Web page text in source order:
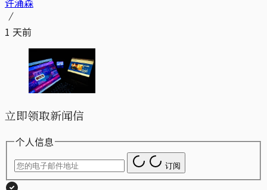
1 天前
立即领取新闻信
个人信息
订阅